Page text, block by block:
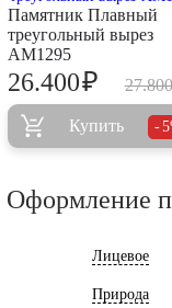
Памятник Плавный
треугольный вырез
AM1295
27.800
26.400₽
Купить
Оформление
Лицевое
Природа